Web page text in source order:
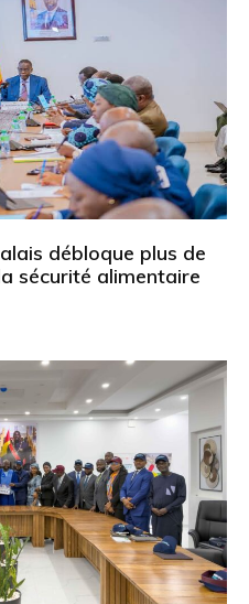
débloque plus de
sécurité alimentaire